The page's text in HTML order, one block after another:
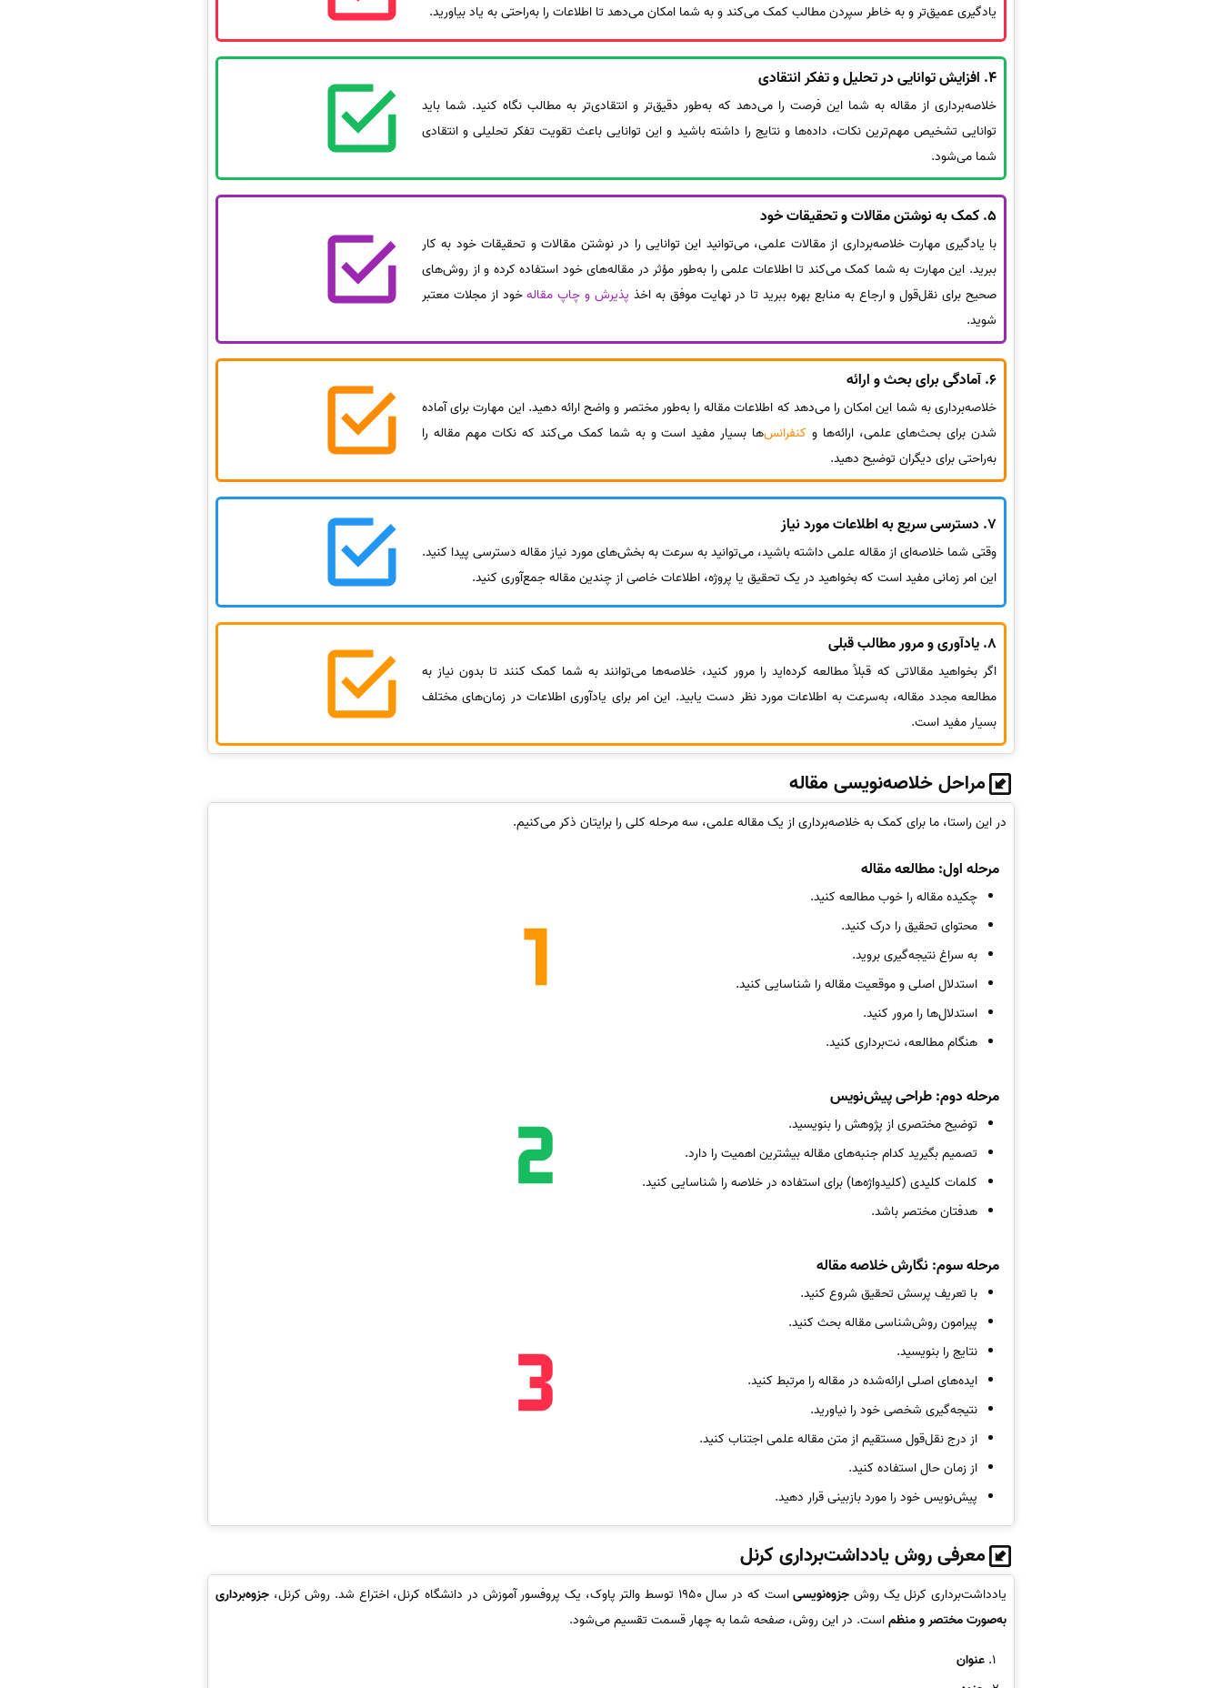
یادگیری عمیق‌تر و به خاطر سپردن مطالب کمک می‌کند و به شما امکان می‌دهد تا اطلاعات را به‌راحتی به یاد بیاورید.
4. افزایش توانایی در تحلیل و تفکر انتقادی
خلاصه‌برداری از مقاله به شما این فرصت را می‌دهد که به‌طور دقیق‌تر و انتقادی‌تر به مطالب نگاه کنید. شما باید
توانایی تشخیص مهم‌ترین نکات، داده‌ها و نتایج را داشته باشید و این توانایی باعث تقویت تفکر تحلیلی و انتقادی
شما می‌شود.
5. کمک به نوشتن مقالات و تحقیقات خود
با یادگیری مهارت خلاصه‌برداری از مقالات علمی، می‌توانید این توانایی را در نوشتن مقالات و تحقیقات خود به کار
ببرید. این مهارت به شما کمک می‌کند تا اطلاعات علمی را به‌طور مؤثر در مقاله‌های خود استفاده کرده و از روش‌های
صحیح برای نقل‌قول و ارجاع به منابع بهره ببرید تا در نهایت موفق به اخذ پذیرش و چاپ مقالهخود از مجلات معتبر
شوید.
6. آمادگی برای بحث و ارائه
خلاصه‌برداری به شما این امکان را می‌دهد که اطلاعات مقاله را به‌طور مختصر و واضح ارائه دهید. این مهارت برای آماده
شدن برای بحث‌های علمی، ارائه‌ها وکنفرانس‌ها بسیار مفید است و به شما کمک می‌کند که نکات مهم مقاله را
به‌راحتی برای دیگران توضیح دهید.
7. دسترسی سریع به اطلاعات مورد نیاز
وقتی شما خلاصه‌ای از مقاله علمی داشته باشید، می‌توانید به سرعت به بخش‌های مورد نیاز مقاله دسترسی پیدا کنید.
این امر زمانی مفید است که بخواهید در یک تحقیق یا پروژه، اطلاعات خاصی از چندین مقاله جمع‌آوری کنید.
8. یادآوری و مرور مطالب قبلی
اگر بخواهید مقالاتی که قبلاً مطالعه کرده‌اید را مرور کنید، خلاصه‌ها می‌توانند به شما کمک کنند تا بدون نیاز به
مطالعه مجدد مقاله، به‌سرعت به اطلاعات مورد نظر دست یابید. این امر برای یادآوری اطلاعات در زمان‌های مختلف
بسیار مفید است.
مراحل خلاصه‌نویسی مقاله
در این راستا، ما برای کمک به خلاصه‌برداری از یک مقاله علمی، سه مرحله کلی را برایتان ذکر می‌کنیم.
مرحله اول: مطالعه مقاله
چکیده مقاله را خوب مطالعه کنید.
محتوای تحقیق را درک کنید.
به سراغ نتیجه‌گیری بروید.
استدلال اصلی و موقعیت مقاله را شناسایی کنید.
استدلال‌ها را مرور کنید.
هنگام مطالعه، نت‌برداری کنید.
مرحله دوم: طراحی پیش‌نویس
توضیح مختصری از پژوهش را بنویسید.
تصمیم بگیرید کدام جنبه‌های مقاله بیشترین اهمیت را دارد.
کلمات کلیدی (کلیدواژه‌ها) برای استفاده در خلاصه را شناسایی کنید.
هدفتان مختصر باشد.
مرحله سوم: نگارش خلاصه مقاله
با تعریف پرسش تحقیق شروع کنید.
پیرامون روش‌شناسی مقاله بحث کنید.
نتایج را بنویسید.
ایده‌های اصلی ارائه‌شده در مقاله را مرتبط کنید.
نتیجه‌گیری شخصی خود را نیاورید.
از درج نقل‌قول مستقیم از متن مقاله علمی اجتناب کنید.
از زمان حال استفاده کنید.
پیش‌نویس خود را مورد بازبینی قرار دهید.
معرفی روش یادداشت‌برداری کرنل
یادداشت‌برداری کرنل یک روش جزوه‌نویسیاست که در سال 1950 توسط والتر پاوک، یک پروفسور آموزش در دانشگاه کرنل، اختراع شد. روش کرنل،
جزوه‌برداری
به‌صورت مختصر و منظماست. در این روش، صفحه شما به چهار قسمت تقسیم می‌شود.
عنوان